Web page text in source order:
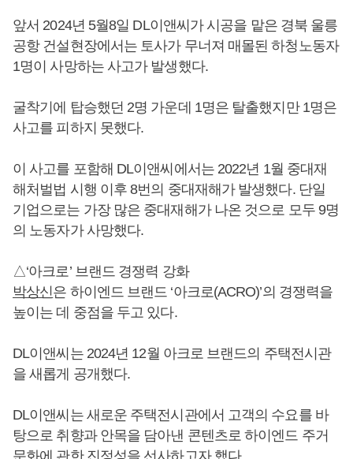
앞서 2024년 5월8일 DL이앤씨가 시공을 맡은 경북 울릉
공항 건설현장에서는 토사가 무너져 매몰된 하청노동자
1명이 사망하는 사고가 발생했다.
굴착기에 탑승했던 2명 가운데 1명은 탈출했지만 1명은
사고를 피하지 못했다.
이 사고를 포함해 DL이앤씨에서는 2022년 1월 중대재
해처벌법 시행 이후 8번의 중대재해가 발생했다. 단일
기업으로는 가장 많은 중대재해가 나온 것으로 모두 9명
의 노동자가 사망했다.
△‘아크로’ 브랜드 경쟁력 강화
박상신은 하이엔드 브랜드 ‘아크로(ACRO)’의 경쟁력을
높이는 데 중점을 두고 있다.
DL이앤씨는 2024년 12월 아크로 브랜드의 주택전시관
을 새롭게 공개했다.
DL이앤씨는 새로운 주택전시관에서 고객의 수요를 바
탕으로 취향과 안목을 담아낸 콘텐츠로 하이엔드 주거
문화에 관한 진정성을 선사하고자 했다.